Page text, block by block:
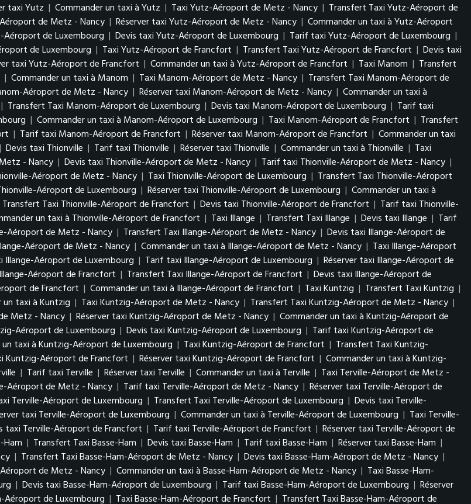
taxi Yutz | Commander un taxi à Yutz | Taxi Yutz-Aéroport de Metz - Nancy | Transfert Taxi Yutz-Aéroport de
de Metz - Nancy | Réserver taxi Yutz-Aéroport de Metz - Nancy | Commander un taxi à Yutz-Aéroport
de Luxembourg | Devis taxi Yutz-Aéroport de Luxembourg | Tarif taxi Yutz-Aéroport de Luxembourg |
de Luxembourg | Taxi Yutz-Aéroport de Francfort | Transfert Taxi Yutz-Aéroport de Francfort | Devis taxi
taxi Yutz-Aéroport de Francfort | Commander un taxi à Yutz-Aéroport de Francfort | Taxi Manom | Transfert
| Commander un taxi à Manom | Taxi Manom-Aéroport de Metz - Nancy | Transfert Taxi Manom-Aéroport de
Aéroport de Metz - Nancy | Réserver taxi Manom-Aéroport de Metz - Nancy | Commander un taxi à
| Transfert Taxi Manom-Aéroport de Luxembourg | Devis taxi Manom-Aéroport de Luxembourg | Tarif taxi
| Commander un taxi à Manom-Aéroport de Luxembourg | Taxi Manom-Aéroport de Francfort | Transfert
| Tarif taxi Manom-Aéroport de Francfort | Réserver taxi Manom-Aéroport de Francfort | Commander un taxi
| Devis taxi Thionville | Tarif taxi Thionville | Réserver taxi Thionville | Commander un taxi à Thionville | Taxi
- Nancy | Devis taxi Thionville-Aéroport de Metz - Nancy | Tarif taxi Thionville-Aéroport de Metz - Nancy |
Aéroport de Metz - Nancy | Taxi Thionville-Aéroport de Luxembourg | Transfert Taxi Thionville-Aéroport
Aéroport de Luxembourg | Réserver taxi Thionville-Aéroport de Luxembourg | Commander un taxi à
Transfert Taxi Thionville-Aéroport de Francfort | Devis taxi Thionville-Aéroport de Francfort | Tarif taxi Thionville-
un taxi à Thionville-Aéroport de Francfort | Taxi Illange | Transfert Taxi Illange | Devis taxi Illange | Tarif
Aéroport de Metz - Nancy | Transfert Taxi Illange-Aéroport de Metz - Nancy | Devis taxi Illange-Aéroport de
Aéroport de Metz - Nancy | Commander un taxi à Illange-Aéroport de Metz - Nancy | Taxi Illange-Aéroport
Illange-Aéroport de Luxembourg | Tarif taxi Illange-Aéroport de Luxembourg | Réserver taxi Illange-Aéroport de
Aéroport de Francfort | Transfert Taxi Illange-Aéroport de Francfort | Devis taxi Illange-Aéroport de
de Francfort | Commander un taxi à Illange-Aéroport de Francfort | Taxi Kuntzig | Transfert Taxi Kuntzig |
un taxi à Kuntzig | Taxi Kuntzig-Aéroport de Metz - Nancy | Transfert Taxi Kuntzig-Aéroport de Metz - Nancy |
Metz - Nancy | Réserver taxi Kuntzig-Aéroport de Metz - Nancy | Commander un taxi à Kuntzig-Aéroport de
Aéroport de Luxembourg | Devis taxi Kuntzig-Aéroport de Luxembourg | Tarif taxi Kuntzig-Aéroport de
un taxi à Kuntzig-Aéroport de Luxembourg | Taxi Kuntzig-Aéroport de Francfort | Transfert Taxi Kuntzig-
Kuntzig-Aéroport de Francfort | Réserver taxi Kuntzig-Aéroport de Francfort | Commander un taxi à Kuntzig-
| Tarif taxi Terville | Réserver taxi Terville | Commander un taxi à Terville | Taxi Terville-Aéroport de Metz -
Aéroport de Metz - Nancy | Tarif taxi Terville-Aéroport de Metz - Nancy | Réserver taxi Terville-Aéroport de
Terville-Aéroport de Luxembourg | Transfert Taxi Terville-Aéroport de Luxembourg | Devis taxi Terville-
taxi Terville-Aéroport de Luxembourg | Commander un taxi à Terville-Aéroport de Luxembourg | Taxi Terville-
taxi Terville-Aéroport de Francfort | Tarif taxi Terville-Aéroport de Francfort | Réserver taxi Terville-Aéroport de
Ham | Transfert Taxi Basse-Ham | Devis taxi Basse-Ham | Tarif taxi Basse-Ham | Réserver taxi Basse-Ham |
| Transfert Taxi Basse-Ham-Aéroport de Metz - Nancy | Devis taxi Basse-Ham-Aéroport de Metz - Nancy |
de Metz - Nancy | Commander un taxi à Basse-Ham-Aéroport de Metz - Nancy | Taxi Basse-Ham-
| Devis taxi Basse-Ham-Aéroport de Luxembourg | Tarif taxi Basse-Ham-Aéroport de Luxembourg | Réserver
Aéroport de Luxembourg | Taxi Basse-Ham-Aéroport de Francfort | Transfert Taxi Basse-Ham-Aéroport de